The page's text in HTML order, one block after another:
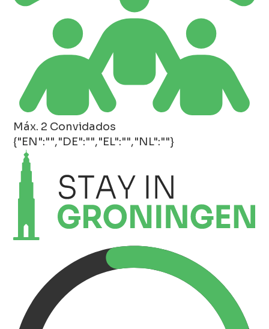
Máx. 2 Convidados
{"EN":"","DE":"","EL":"","NL":""}